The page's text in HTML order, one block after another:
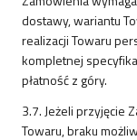
dostawy, wariantu
realizacji Towaru
kompletnej
płatność z góry.
3.7. Jeżeli przyjęcie
Towaru, braku